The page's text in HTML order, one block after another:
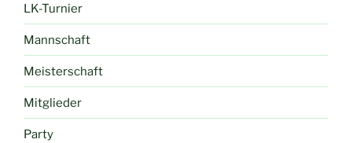
LK-Turnier
Mannschaft
Meisterschaft
Mitglieder
Party